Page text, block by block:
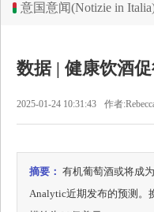
意国意闻(Notizie in
数据 | 健康饮酒
2025-01-24 10:31:43 作者
摘要： 有机葡萄酒或将成
Analytic近期发布的预测。